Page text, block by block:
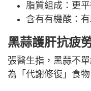
脂質組成：更
含有有機酸：
黑蒜護肝抗疲
張醫生指，黑蒜不
為「代謝修復」食